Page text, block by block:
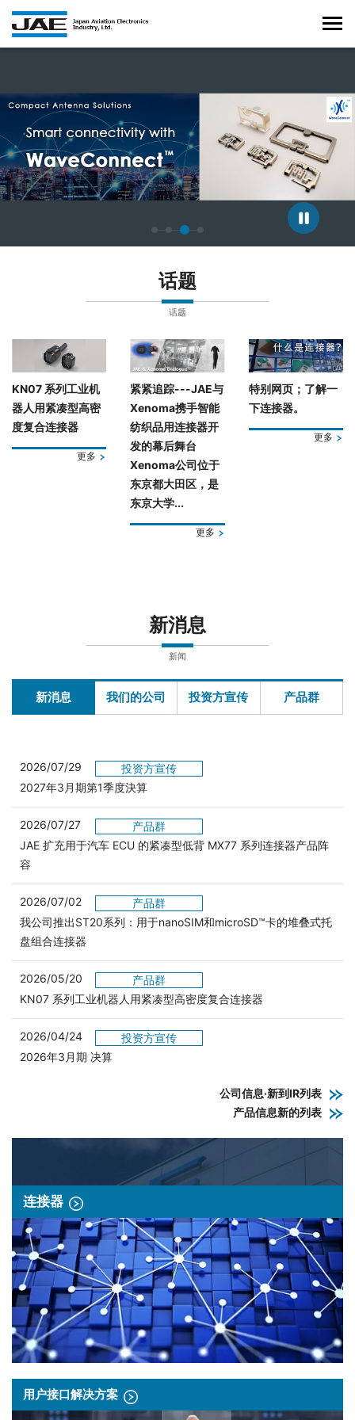
话题
话题
KN07 系列工业机
器人用紧凑型高密
度复合连接器
更多
紧紧追踪---JAE与
Xenoma携手智能
纺织品用连接器开
发的幕后舞台
Xenoma公司位于
东京都大田区，是
东京大学...
更多
特别网页；了解一
下连接器。
更多
新消息
新闻
新消息 我们的公司 投资方宣传 产品群
2026/07/29
投资方宣传
2027年3月期第1季度決算
2026/07/27
产品群
JAE 扩充用于汽车 ECU 的紧凑型低背 MX77 系列连接器产品阵
容
2026/07/02
产品群
我公司推出ST20系列：用于nanoSIM和microSD™卡的堆叠式托
盘组合连接器
2026/05/20
产品群
KN07 系列工业机器人用紧凑型高密度复合连接器
2026/04/24
投资方宣传
2026年3月期 决算
公司信息·新到IR列表
产品信息新的列表
连接器
用户接口解决方案